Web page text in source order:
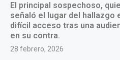
El principal sospechoso,
señaló el lugar del hallazgo
difícil acceso tras una
en su contra.
28 febrero, 2026